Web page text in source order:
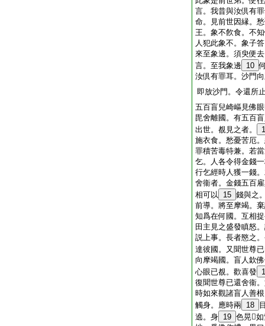
言。我昔與汝倶有
命。見前世因縁。
王。象不飮食。不
人犯此象不。象子
來至象邊。須臾便
言。至我象邊
10
汝倶有罪耳。沙門
即放沙門。令還所
五百盲兒崎嶇見佛
毘舍離國。有五百
出世。覩見之者。
施衣食。愁憂苦厄
罪積苦毒特兼。若
乞。人各令得金錢
行乞經時人獲一錢
舍衞者。金錢五百
相可以
15 錢與之
前導。將至摩竭。
知爲在何國。互相
田主見之盛發瞋怒
説上事。長者愍之
達彼國。又聞世尊
向摩竭國。盲人欽
心眼已覩。歡喜發
復聞世尊已還舍衞
時如來觀諸盲人善
觸身。應時兩
18
遶。身 19 色晃𦸸